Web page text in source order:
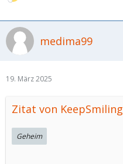
medima99
19. März 2025
Zitat von KeepSmiling
Geheim